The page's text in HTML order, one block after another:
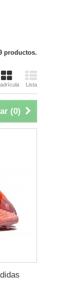
productos.
Lista
(0)